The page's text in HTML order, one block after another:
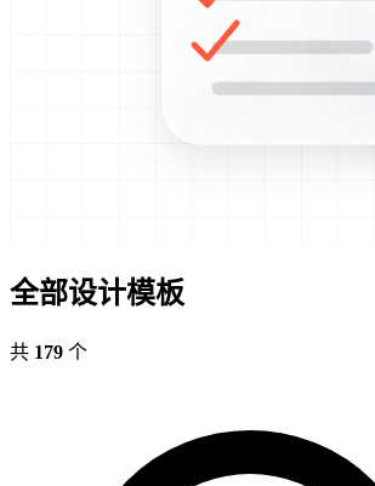
全部设计模板
共 179 个